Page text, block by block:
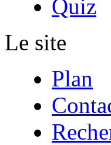
Quiz
Le site
Plan